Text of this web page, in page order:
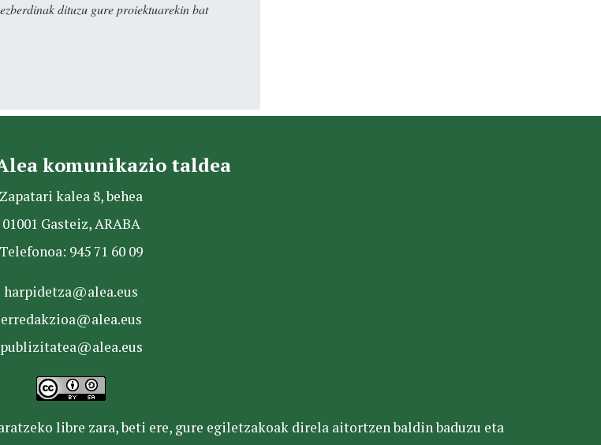
dituzu gure proiektuarekin bat
komunikazio taldea
Zapatari kalea 8, behea
01001 Gasteiz, ARABA
Telefonoa: 945 71 60 09
harpidetza@alea.eus
erredakzioa@alea.eus
publizitatea@alea.eus
libre zara, beti ere, gure egiletzakoak direla aitortzen baldin baduzu eta